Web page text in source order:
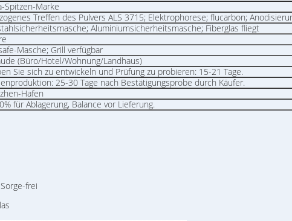
Spitzen-Marke
Treffen des Pulvers ALS 3715; Elektrophorese; flucarbon;
Aluminiumsicherheitsmasche; Fiberglas fliegt
Masche; Grill verfügbar
(Büro/Hotel/Wohnung/Landhaus)
Sie sich zu entwickeln und Prüfung zu probieren: 15-21 Tage.
25-30 Tage nach Bestätigungsprobe durch Käufer.
Hafen
für Ablagerung, Balance vor Lieferung.
frei